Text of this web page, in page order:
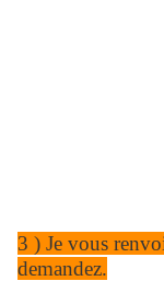
3 ) Je vous
demandez.